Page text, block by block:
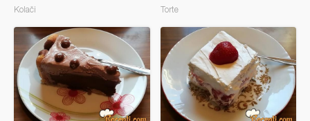
Kolači Torte